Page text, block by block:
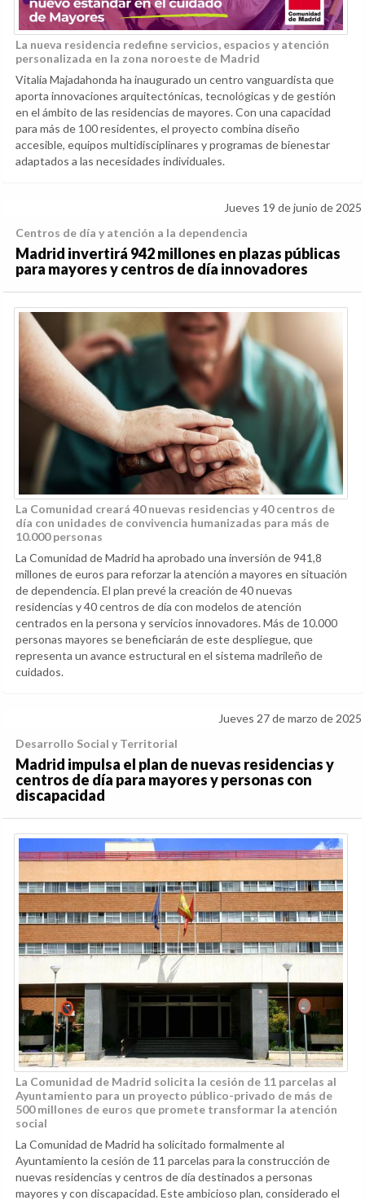
La nueva residencia redefine servicios, espacios y atención
personalizada en la zona noroeste de Madrid
Vitalia Majadahonda ha inaugurado un centro vanguardista que
aporta innovaciones arquitectónicas, tecnológicas y de gestión
en el ámbito de las residencias de mayores. Con una capacidad
para más de 100 residentes, el proyecto combina diseño
accesible, equipos multidisciplinares y programas de bienestar
adaptados a las necesidades individuales.
Jueves 19 de junio de 2025
Centros de día y atención a la dependencia
Madrid invertirá 942 millones en plazas públicas
para mayores y centros de día innovadores
La Comunidad creará 40 nuevas residencias y 40 centros de
día con unidades de convivencia humanizadas para más de
10.000 personas
La Comunidad de Madrid ha aprobado una inversión de 941,8
millones de euros para reforzar la atención a mayores en situación
de dependencia. El plan prevé la creación de 40 nuevas
residencias y 40 centros de día con modelos de atención
centrados en la persona y servicios innovadores. Más de 10.000
personas mayores se beneficiarán de este despliegue, que
representa un avance estructural en el sistema madrileño de
cuidados.
Jueves 27 de marzo de 2025
Desarrollo Social y Territorial
Madrid impulsa el plan de nuevas residencias y
centros de día para mayores y personas con
discapacidad
La Comunidad de Madrid solicita la cesión de 11 parcelas al
Ayuntamiento para un proyecto público-privado de más de
500 millones de euros que promete transformar la atención
social
La Comunidad de Madrid ha solicitado formalmente al
Ayuntamiento la cesión de 11 parcelas para la construcción de
nuevas residencias y centros de día destinados a personas
mayores y con discapacidad. Este ambicioso plan, considerado el